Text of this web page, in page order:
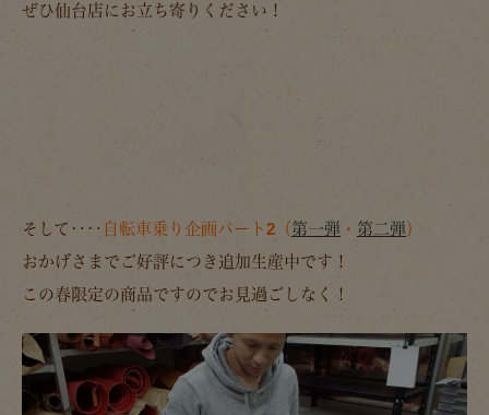
ぜひ仙台店にお立ち寄りください！
そして‥‥ 自転車乗り企画パート2（第一弾 ・ 第二弾）
おかげさまでご好評につき追加生産中です！
この春限定の商品ですのでお見過ごしなく！